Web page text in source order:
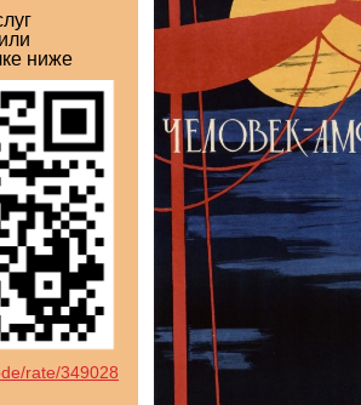
ниже
rate/349028